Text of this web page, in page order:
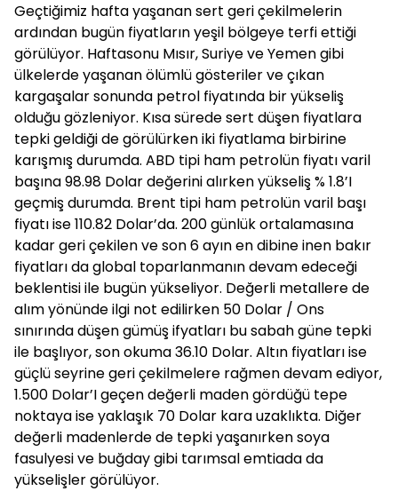
Geçtiğimiz hafta yaşanan sert geri çekilmelerin
ardından bugün fiyatların yeşil bölgeye terfi ettiği
görülüyor. Haftasonu Mısır, Suriye ve Yemen gibi
ülkelerde yaşanan ölümlü gösteriler ve çıkan
kargaşalar sonunda petrol fiyatında bir yükseliş
olduğu gözleniyor. Kısa sürede sert düşen fiyatlara
tepki geldiği de görülürken iki fiyatlama birbirine
karışmış durumda. ABD tipi ham petrolün fiyatı varil
başına 98.98 Dolar değerini alırken yükseliş % 1.8’I
geçmiş durumda. Brent tipi ham petrolün varil başı
fiyatı ise 110.82 Dolar’da. 200 günlük ortalamasına
kadar geri çekilen ve son 6 ayın en dibine inen bakır
fiyatları da global toparlanmanın devam edeceği
beklentisi ile bugün yükseliyor. Değerli metallere de
alım yönünde ilgi not edilirken 50 Dolar / Ons
sınırında düşen gümüş ifyatları bu sabah güne tepki
ile başlıyor, son okuma 36.10 Dolar. Altın fiyatları ise
güçlü seyrine geri çekilmelere rağmen devam ediyor,
1.500 Dolar’I geçen değerli maden gördüğü tepe
noktaya ise yaklaşık 70 Dolar kara uzaklıkta. Diğer
değerli madenlerde de tepki yaşanırken soya
fasulyesi ve buğday gibi tarımsal emtiada da
yükselişler görülüyor.